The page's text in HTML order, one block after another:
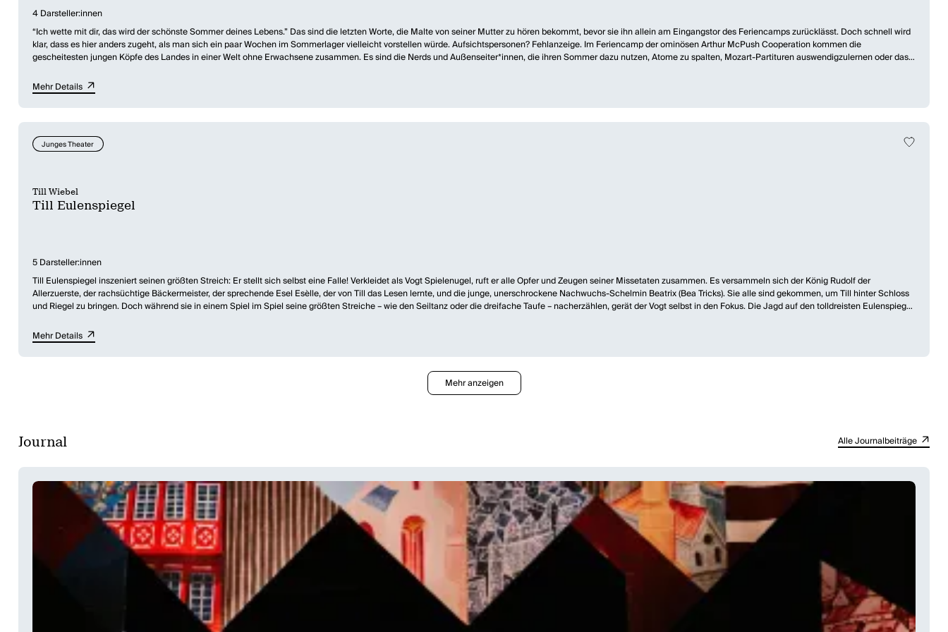
4 Darsteller:innen
“Ich wette mit dir, das wird der schönste Sommer deines Lebens.” Das sind die letzten Worte, die Malte von seiner Mutter zu hören bekommt, bevor sie ihn allein am Eingangstor des Feriencamps zurücklässt. Doch schnell wird
klar, dass es hier anders zugeht, als man sich ein paar Wochen im Sommerlager vielleicht vorstellen würde. Aufsichtspersonen? Fehlanzeige. Im Feriencamp der ominösen Arthur McPush Cooperation kommen die
gescheitesten jungen Köpfe des Landes in einer Welt ohne Erwachsene zusammen. Es sind die Nerds und Außenseiter*innen, die ihren Sommer dazu nutzen, Atome zu spalten, Mozart-Partituren auswendigzulernen oder das
Blöd nur, dass Malte Schröder der durchschnittlichste 13-Jährige ist, den man sich vorstellen kann. Eine absolute Normal-Null. Noch nie hat er sich so mittelmäßig und fehl am Platz gefühlt. Glücklicherweise lernt er das Enfant
terrible Shawn Baker, das Universalgenie Twinkle und die versierte Mechanikerin Isilda kennen. Die drei nehmen Malte unter ihre Fittiche. Vielleicht wird dieser Sommer ja wirklich der schönste seines Lebens?
Doch bald müssen die vier herausfinden, dass die Arthur McPush Cooperation eine ganz eigene Agenda verfolgt. Sie werden dazu benutzt, einen aberwitzigen Zukunftsplan zu realisieren. Nun zählt jede*r Einzelne, um sich
gegen die durchtriebene Cooperation zu behaupten. Einen Funken Hoffnung gibt es – ein Funke, der sich fortträgt und eine Revolution entfacht. „GLANZ ODER GAR NICHT. FÜR SCHLIMMER UND EWIG.“
Miteinander. „So entwirft der Autor eine Welt voller Humor, kluger Beobachtungen und fesselnder Exzentriker*innen, die sich trauen zu träumen und ihre Ideen umzusetzen...“, heißt es in der Retzhofer Jury-Begründung.
Mehr Details
Junges Theater
Till Wiebel
Till Eulenspiegel
5 Darsteller:innen
Till Eulenspiegel inszeniert seinen größten Streich: Er stellt sich selbst eine Falle! Verkleidet als Vogt Spielenugel, ruft er alle Opfer und Zeugen seiner Missetaten zusammen. Es versammeln sich der König Rudolf der
Allerzuerste, der rachsüchtige Bäckermeister, der sprechende Esel Esèlle, der von Till das Lesen lernte, und die junge, unerschrockene Nachwuchs-Schelmin Beatrix (Bea Tricks). Sie alle sind gekommen, um Till hinter Schloss
und Riegel zu bringen. Doch während sie in einem Spiel im Spiel seine größten Streiche – wie den Seiltanz oder die dreifache Taufe – nacherzählen, gerät der Vogt selbst in den Fokus. Die Jagd auf den tolldreisten Eulenspiegel
Till Wiebel hat ein gewitztes Verkleide- und Verwirrspiel geschrieben, das mit viel Humor und Rasanz das Narr-Sein feiert. Eine Posse, die genau zur rechten Zeit kommt. Denn brauchen wir nicht alle etwas Aberwitz und einen
Narr, der uns den Spiegel vorhält? Mit viel Lust am reimenden Sprachwitz thematisiert Till Wiebel, was passiert, wenn die Welt Eulenspiegel nicht ertragen will, und enthüllt dabei auch die melancholische Wahrheit hinter der
Mehr Details
Mehr anzeigen
Journal Alle Journalbeiträge